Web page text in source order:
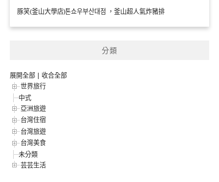
豚笑(釜山大學店)톤쇼우부산대점 ，釜山超人氣炸豬排
分類
展開全部 | 收合全部
世界旅行
中式
亞洲旅遊
台灣住宿
台灣旅遊
台灣美食
未分類
芸芸生活